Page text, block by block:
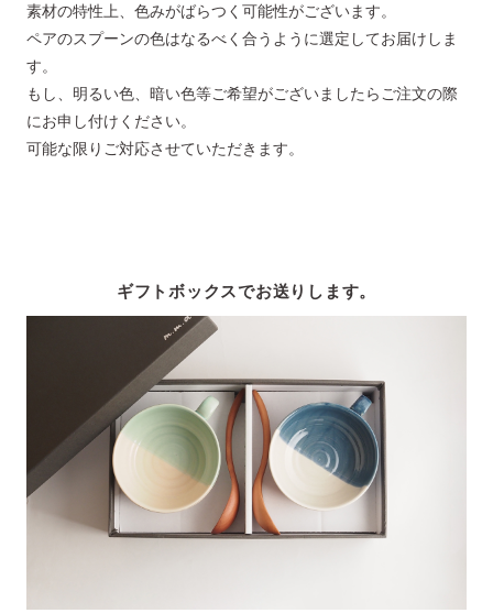
素材の特性上、色みがばらつく可能性がございます。
ペアのスプーンの色はなるべく合うように選定してお届けしま
す。
もし、明るい色、暗い色等ご希望がございましたらご注文の際
にお申し付けください。
可能な限りご対応させていただきます。
ギフトボックスでお送りします。